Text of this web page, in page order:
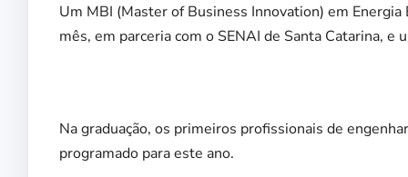
Um MBI (Master of Business Innovation) em
mês, em parceria com o SENAI de Santa Catarina,
Na graduação, os primeiros profissionais de
programado para este ano.